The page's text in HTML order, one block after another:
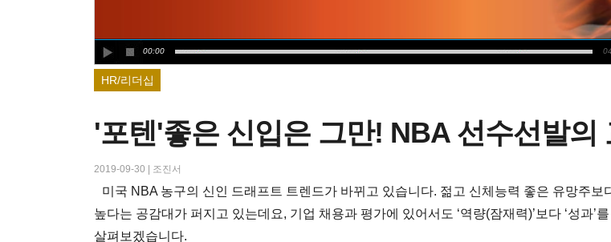
00:00
HR/리더십
'포텐'좋은 신입은 그만! NBA 선수선발의
2019-09-30 | 조진서
미국 NBA 농구의 신인 드래프트 트렌드가 바뀌고 있습니다. 젊고 신체능력 좋은 유망주
높다는 공감대가 퍼지고 있는데요, 기업 채용과 평가에 있어서도 ‘역량(잠재력)’보다 ‘성과
살펴보겠습니다.